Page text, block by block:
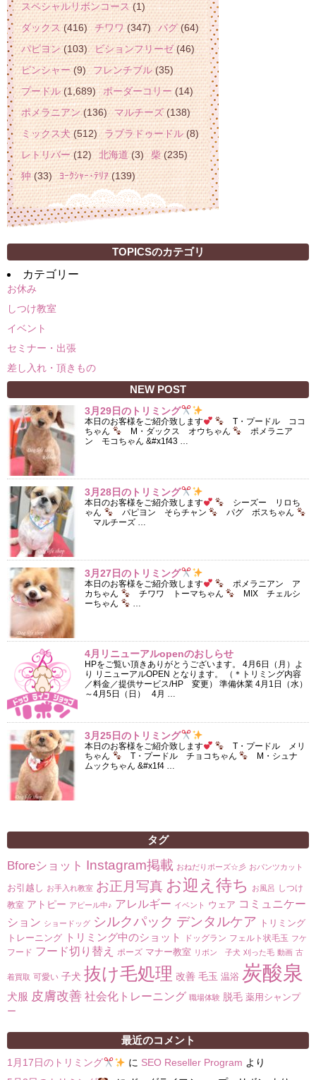
スペシャルリボンコース(1)
ダックス(416) チワワ(347) パグ(64)
パピヨン(103) ビションフリーゼ(46)
ピンシャー(9) フレンチブル(35)
プードル(1,689) ボーダーコリー(14)
ポメラニアン(136) マルチーズ(138)
ミックス犬(512) ラブラドゥードル(8)
レトリバー(12) 北海道(3) 柴(235)
狆(33) ﾖｰｸｼｬｰ･ﾃﾘｱ(139)
TOPICSのカテゴリ
カテゴリー
お休み
しつけ教室
イベント
セミナー・出張
差し入れ・頂きもの
NEW POST
3月29日のトリミング
本日のお客様をご紹介致します
T・プードル ココ
ちゃん
M・ダックス オウちゃん
ポメラニア
ン モコちゃん &#x1f43 …
3月28日のトリミング
本日のお客様をご紹介致します
シーズー リロち
ゃん
パピヨン そらチャン
パグ ボスちゃん
マルチーズ …
3月27日のトリミング
本日のお客様をご紹介致します
ポメラニアン ア
カちゃん
チワワ トーマちゃん
MIX チェルシ
ーちゃん
…
4月リニューアルopenのおしらせ
HPをご覧い頂きありがとうございます。 4月6日（月）よ
り リニューアルOPEN となります。 （＊トリミング内容
／料金／提供サービス/HP 変更） 準備休業 4月1日（水）
～4月5日（日） 4月 …
3月25日のトリミング
本日のお客様をご紹介致します
T・プードル メリ
ちゃん
T・プードル チョコちゃん
M・シュナ
ムックちゃん &#x1f4 …
タグ
Bforeショット Instagram掲載 おねだりポーズ☆彡 おパンツカット
お引越し お手入れ教室 お正月写真 お迎え待ち お風呂 しつけ
教室 アトピー アピール中♪ アレルギー イベント ウェア コミュニケー
ション ショードッグ シルクパック デンタルケア
トリミング
トレーニング
トリミング中のショット ドッグラン フェルト状毛玉 フケ
フード フード切り替え ポーズ マナー教室 リボン 子犬 刈った毛 動画 古
着買取 可愛い 子犬 抜け毛処理 改善 毛玉 温浴 炭酸泉
犬服 皮膚改善 社会化トレーニング 職場体験 脱毛 薬用シャンプ
ー
最近のコメント
1月17日のトリミング に SEO Reseller Program より